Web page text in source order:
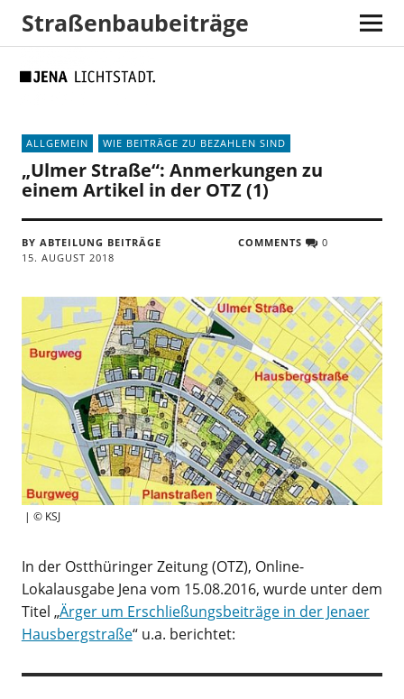
map
Straßenbaubeiträge
ALLGEMEIN WIE BEITRÄGE ZU BEZAHLEN SIND
„Ulmer Straße“: Anmerkungen zu
einem Artikel in der OTZ (1)
BY ABTEILUNG BEITRÄGE
15. AUGUST 2018
COMMENTS 0
| © KSJ
In der Ostthüringer Zeitung (OTZ), Online-
Lokalausgabe Jena vom 15.08.2016, wurde unter dem
Titel „Ärger um Erschließungsbeiträge in der Jenaer
Hausbergstraße“ u.a. berichtet: